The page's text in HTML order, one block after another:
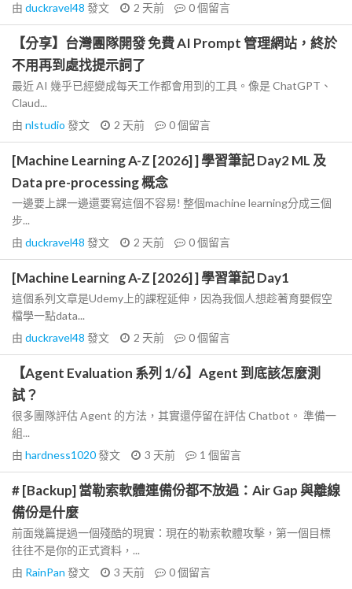
由 duckravel48 發文 2 天前 0個留言
【分享】台灣團隊開發 免費 AI Prompt 管理網站，終於
不用再到處找提示詞了
最近 AI 幾乎已經變成每天工作都會用到的工具。像是 ChatGPT、
Claud...
由 nlstudio 發文 2 天前 0個留言
[Machine Learning A-Z [2026] ] 學習筆記 Day2 ML 及
Data pre-processing 概念
一邊要上課一邊還要寫這個不容易! 整個machine learning分成三個
步...
由 duckravel48 發文 2 天前 0個留言
[Machine Learning A-Z [2026] ] 學習筆記 Day1
這個系列文章是Udemy上的課程延伸，因為我個人想趁著育嬰假空
檔學一點data...
由 duckravel48 發文 2 天前 0個留言
【Agent Evaluation 系列 1/6】Agent 到底該怎麼測
試？
很多團隊評估 Agent 的方法，其實還停留在評估 Chatbot。 準備一
組...
由 hardness1020發文 3 天前 1 個留言
# [Backup] 當勒索軟體連備份都不放過：Air Gap 與離線
備份是什麼
前面幾篇提過一個殘酷的現實：現在的勒索軟體攻擊，第一個目標
往往不是你的正式資料，...
由 RainPan 發文 3 天前 0個留言